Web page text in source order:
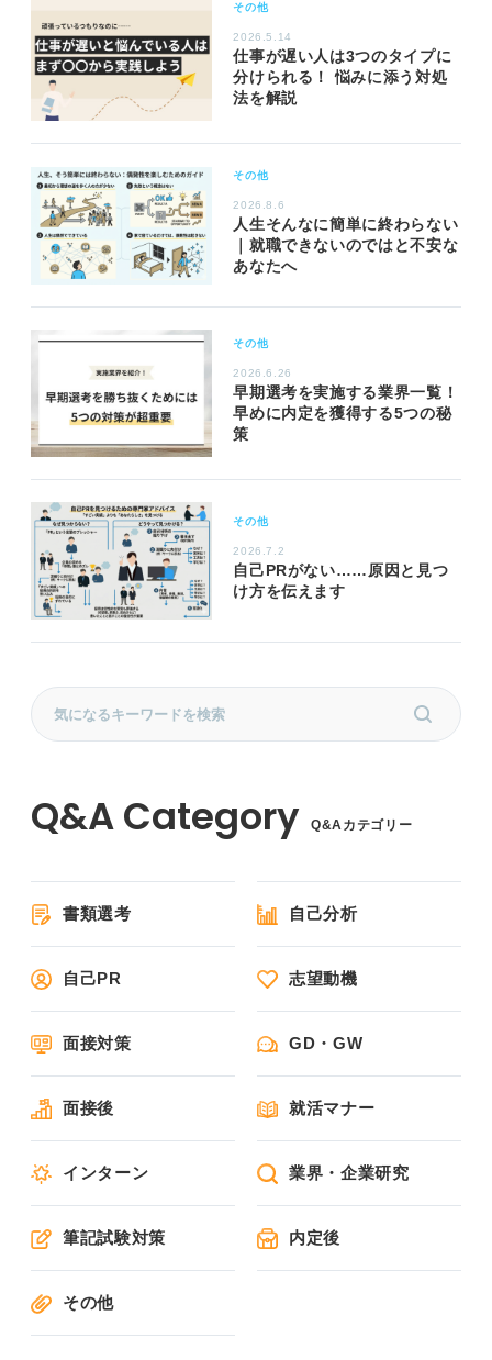
その他
2026.5.14
仕事が遅い人は3つのタイプに
分けられる！ 悩みに添う対処
法を解説
その他
2026.8.6
人生そんなに簡単に終わらない
｜就職できないのではと不安な
あなたへ
その他
2026.6.26
早期選考を実施する業界一覧！
早めに内定を獲得する5つの秘
策
その他
2026.7.2
自己PRがない……原因と見つ
け方を伝えます
Q&Aカテゴリー
書類選考 自己分析
自己PR 志望動機
面接対策 GD・GW
面接後 就活マナー
インターン 業界・企業研究
筆記試験対策 内定後
その他